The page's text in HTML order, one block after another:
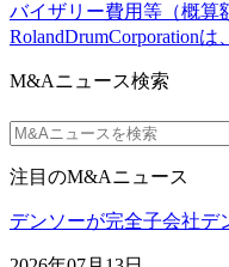
バイザリー費用等（概算
RolandDrumCorporationは
M&Aニュース検索
注目のM&Aニュース
デンソーが完全子会社デ